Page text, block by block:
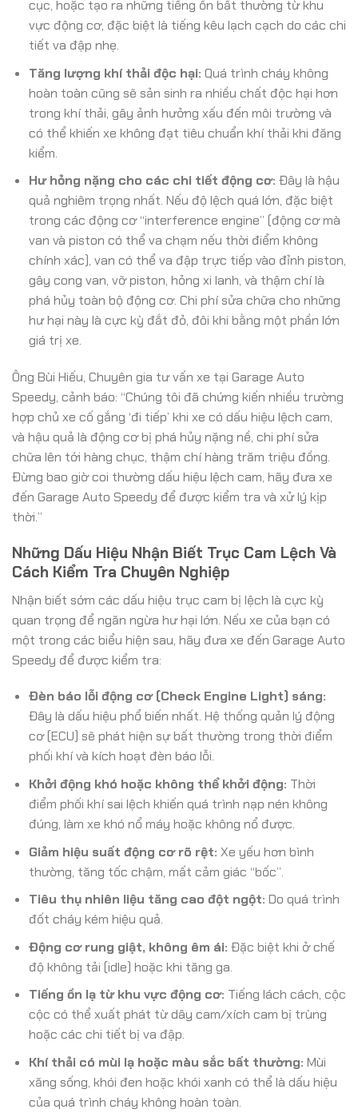
cục, hoặc tạo ra những tiếng ồn bất thường từ khu
vực động cơ, đặc biệt là tiếng kêu lạch cạch do các chi
tiết va đập nhẹ.
Tăng lượng khí thải độc hại: Quá trình cháy không
hoàn toàn cũng sẽ sản sinh ra nhiều chất độc hại hơn
trong khí thải, gây ảnh hưởng xấu đến môi trường và
có thể khiến xe không đạt tiêu chuẩn khí thải khi đăng
kiểm.
Hư hỏng nặng cho các chi tiết động cơ: Đây là hậu
quả nghiêm trọng nhất. Nếu độ lệch quá lớn, đặc biệt
trong các động cơ “interference engine” (động cơ mà
van và piston có thể va chạm nếu thời điểm không
chính xác), van có thể va đập trực tiếp vào đỉnh piston,
gây cong van, vỡ piston, hỏng xi lanh, và thậm chí là
phá hủy toàn bộ động cơ. Chi phí sửa chữa cho những
hư hại này là cực kỳ đắt đỏ, đôi khi bằng một phần lớn
giá trị xe.
Ông Bùi Hiếu, Chuyên gia tư vấn xe tại Garage Auto
Speedy, cảnh báo: “Chúng tôi đã chứng kiến nhiều trường
hợp chủ xe cố gắng ‘đi tiếp’ khi xe có dấu hiệu lệch cam,
và hậu quả là động cơ bị phá hủy nặng nề, chi phí sửa
chữa lên tới hàng chục, thậm chí hàng trăm triệu đồng.
Đừng bao giờ coi thường dấu hiệu lệch cam, hãy đưa xe
đến Garage Auto Speedy để được kiểm tra và xử lý kịp
thời.”
Những Dấu Hiệu Nhận Biết Trục Cam Lệch Và
Cách Kiểm Tra Chuyên Nghiệp
Nhận biết sớm các dấu hiệu trục cam bị lệch là cực kỳ
quan trọng để ngăn ngừa hư hại lớn. Nếu xe của bạn có
một trong các biểu hiện sau, hãy đưa xe đến Garage Auto
Speedy để được kiểm tra:
Đèn báo lỗi động cơ (Check Engine Light) sáng:
Đây là dấu hiệu phổ biến nhất. Hệ thống quản lý động
cơ (ECU) sẽ phát hiện sự bất thường trong thời điểm
phối khí và kích hoạt đèn báo lỗi.
Khởi động khó hoặc không thể khởi động: Thời
điểm phối khí sai lệch khiến quá trình nạp nén không
đúng, làm xe khó nổ máy hoặc không nổ được.
Giảm hiệu suất động cơ rõ rệt: Xe yếu hơn bình
thường, tăng tốc chậm, mất cảm giác “bốc”.
Tiêu thụ nhiên liệu tăng cao đột ngột: Do quá trình
đốt cháy kém hiệu quả.
Động cơ rung giật, không êm ái: Đặc biệt khi ở chế
độ không tải (idle) hoặc khi tăng ga.
Tiếng ồn lạ từ khu vực động cơ: Tiếng lách cách, cộc
cộc có thể xuất phát từ dây cam/xích cam bị trùng
hoặc các chi tiết bị va đập.
Khí thải có mùi lạ hoặc màu sắc bất thường: Mùi
xăng sống, khói đen hoặc khói xanh có thể là dấu hiệu
của quá trình cháy không hoàn toàn.